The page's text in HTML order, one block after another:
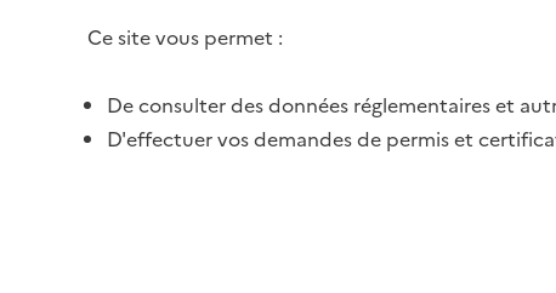
Ce site vous permet :
De consulter des données réglementaires et
D'effectuer vos demandes de permis et